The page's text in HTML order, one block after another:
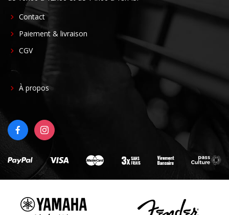
FOOTER
CENTER
Contact
Paiement & livraison
CGV
FOOTER
À propos
FACEBOOKINSTAGRAM